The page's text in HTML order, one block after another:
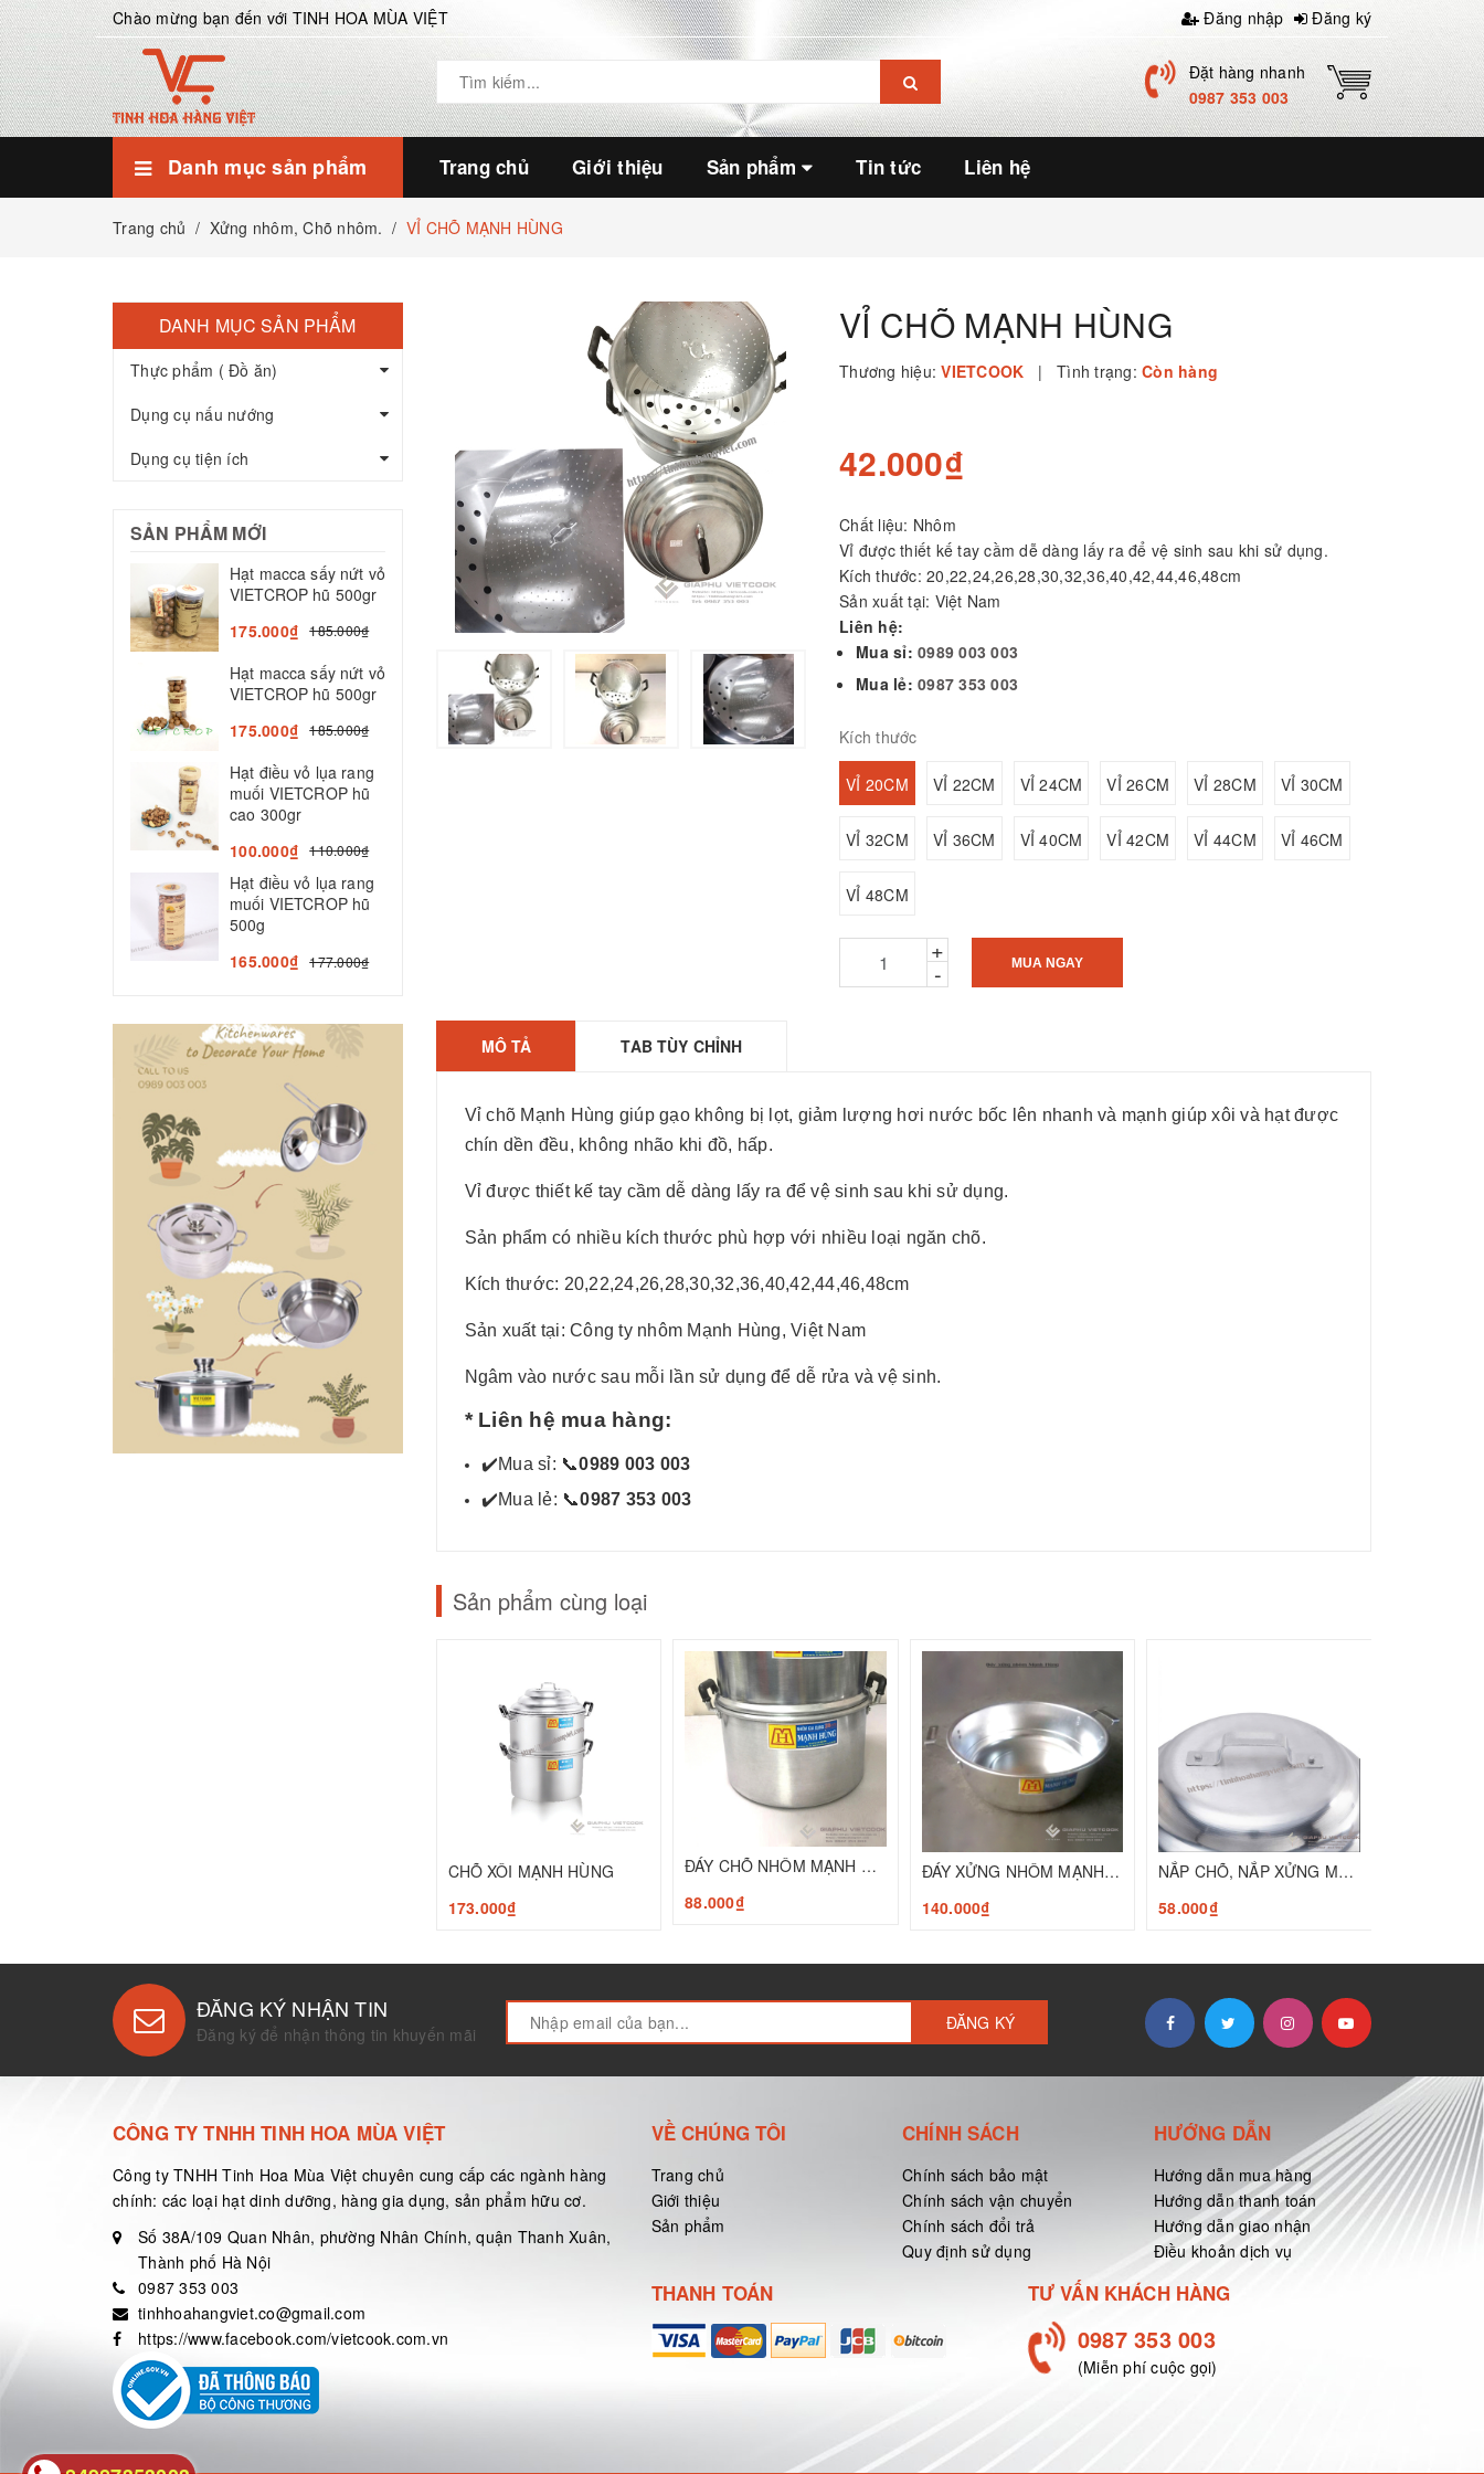
Chào mừng bạn đến với TINH HOA MÙA VIỆT Đăng nhập Đăng ký
Đặt hàng nhanh
0987 353 003
Danh mục sản phẩm Trang chủ Giới thiệu Sản phẩm Tin tức Liên hệ
Trang chủ / Xửng nhôm, Chõ nhôm. / VỈ CHÕ MẠNH HÙNG
VỈ CHÕ MẠNH HÙNG
Thương hiệu: VIETCOOK | Tình trạng: Còn hàng
42.000₫
Chất liệu: Nhôm
Vỉ được thiết kế tay cầm dễ dàng lấy ra để vệ sinh sau khi sử dụng.
Kích thước: 20,22,24,26,28,30,32,36,40,42,44,46,48cm
Sản xuất tại: Việt Nam
Liên hệ:
Mua sỉ:0989 003 003
Mua lẻ:0987 353 003
Kích thước
VỈ 20CM VỈ 22CM VỈ 24CM VỈ 26CM VỈ 28CM VỈ 30CM
VỈ 32CM VỈ 36CM VỈ 40CM VỈ 42CM VỈ 44CM VỈ 46CM
VỈ 48CM
+
- MUA NGAY
MÔ TẢ TAB TÙY CHỈNH
Vỉ chõ Mạnh Hùng giúp gạo không bị lọt, giảm lượng hơi nước bốc lên nhanh và mạnh giúp xôi và hạt được
chín dền đều, không nhão khi đồ, hấp.
Vỉ được thiết kế tay cầm dễ dàng lấy ra để vệ sinh sau khi sử dụng.
Sản phẩm có nhiều kích thước phù hợp với nhiều loại ngăn chõ.
Kích thước: 20,22,24,26,28,30,32,36,40,42,44,46,48cm
Sản xuất tại: Công ty nhôm Mạnh Hùng, Việt Nam
Ngâm vào nước sau mỗi lần sử dụng để dễ rửa và vệ sinh.
* Liên hệ mua hàng:
✔️Mua sỉ: 📞0989 003 003
✔️Mua lẻ: 📞0987 353 003
Sản phẩm cùng loại
CHÕ XÔI MẠNH HÙNG
173.000₫
ĐÁY CHÕ NHÔM MẠNH HÙNG
88.000₫
ĐÁY XỬNG NHÔM MẠNH HÙNG
140.000₫
NẮP CHÕ, NẮP XỬNG MẠNH HÙNG
58.000₫
DANH MỤC SẢN PHẨM
Thực phẩm ( Đồ ăn)
Dụng cụ nấu nướng
Dụng cụ tiện ích
SẢN PHẨM MỚI
Hạt macca sấy nứt vỏ
VIETCROP hũ 500gr
175.000₫
185.000₫
Hạt macca sấy nứt vỏ
VIETCROP hũ 500gr
175.000₫
185.000₫
Hạt điều vỏ lụa rang
muối VIETCROP hũ
cao 300gr
100.000₫
110.000₫
Hạt điều vỏ lụa rang
muối VIETCROP hũ
500g
165.000₫
177.000₫
NỒI LẨU INOX 3 ĐÁY
NẮP KÍNH
VIETCOOK
280.000₫
Vá súp inox 304
THAPHAFAC cán
nhựa
ĐĂNG KÝ NHẬN TIN
Đăng ký để nhận thông tin khuyến mãi
ĐĂNG KÝ
CÔNG TY TNHH TINH HOA MÙA VIỆT
Công ty TNHH Tinh Hoa Mùa Việt chuyên cung cấp các ngành hàng
chính: các loại hạt dinh dưỡng, hàng gia dụng, sản phẩm hữu cơ.
Số 38A/109 Quan Nhân, phường Nhân Chính, quận Thanh Xuân,
Thành phố Hà Nội
0987 353 003
tinhhoahangviet.co@gmail.com
https://www.facebook.com/vietcook.com.vn
VỀ CHÚNG TÔI
Trang chủ
Giới thiệu
Sản phẩm
CHÍNH SÁCH
Chính sách bảo mật
Chính sách vận chuyển
Chính sách đổi trả
Quy định sử dụng
HƯỚNG DẪN
Hướng dẫn mua hàng
Hướng dẫn thanh toán
Hướng dẫn giao nhận
Điều khoản dịch vụ
THANH TOÁN TƯ VẤN KHÁCH HÀNG
0987 353 003
(Miễn phí cuộc gọi)